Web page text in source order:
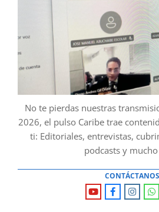
No te pierdas nuestras
2026, el pulso Caribe trae
ti: Editoriales, entrevistas,
podcasts y
CONTÁCTANOS